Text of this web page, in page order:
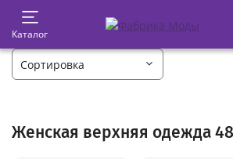
Каталог
Женская верхняя одежда